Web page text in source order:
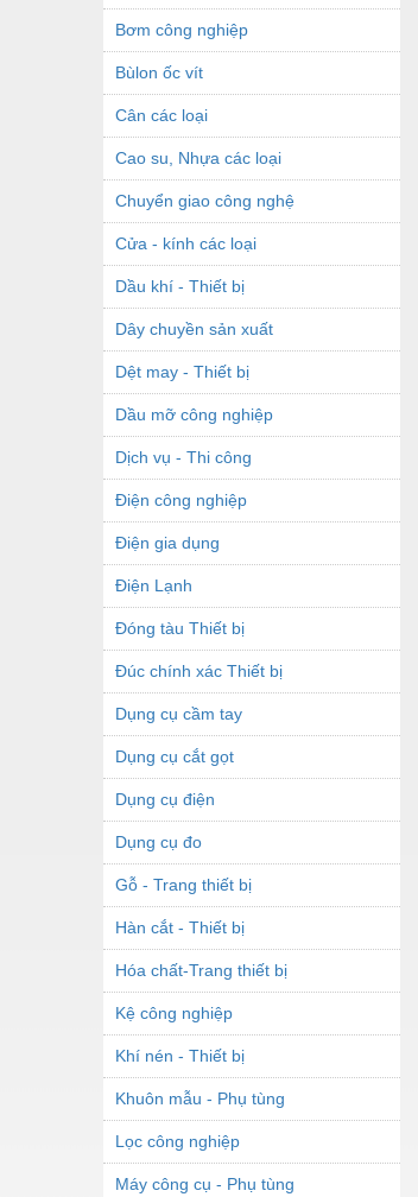
Bơm công nghiệp
Bùlon ốc vít
Cân các loại
Cao su, Nhựa các loại
Chuyển giao công nghệ
Cửa - kính các loại
Dầu khí - Thiết bị
Dây chuyền sản xuất
Dệt may - Thiết bị
Dầu mỡ công nghiệp
Dịch vụ - Thi công
Điện công nghiệp
Điện gia dụng
Điện Lạnh
Đóng tàu Thiết bị
Đúc chính xác Thiết bị
Dụng cụ cầm tay
Dụng cụ cắt gọt
Dụng cụ điện
Dụng cụ đo
Gỗ - Trang thiết bị
Hàn cắt - Thiết bị
Hóa chất-Trang thiết bị
Kệ công nghiệp
Khí nén - Thiết bị
Khuôn mẫu - Phụ tùng
Lọc công nghiệp
Máy công cụ - Phụ tùng